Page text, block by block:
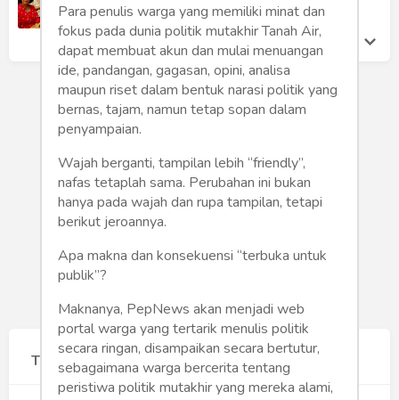
Internasional
Bisnis
Humaniora
Tekno
Gaya
Wisata
Wanita
Terpopuler
Para penulis warga yang memiliki minat dan
fokus pada dunia politik mutakhir Tanah Air,
dapat membuat akun dan mulai menuangan
ide, pandangan, gagasan, opini, analisa
maupun riset dalam bentuk narasi politik yang
bernas, tajam, namun tetap sopan dalam
penyampaian.
Wajah berganti, tampilan lebih “friendly”,
nafas tetaplah sama. Perubahan ini bukan
hanya pada wajah dan rupa tampilan, tetapi
berikut jeroannya.
Apa makna dan konsekuensi “terbuka untuk
publik”?
Maknanya, PepNews akan menjadi web
portal warga yang tertarik menulis politik
secara ringan, disampaikan secara bertutur,
sebagaimana warga bercerita tentang
peristiwa politik mutakhir yang mereka alami,